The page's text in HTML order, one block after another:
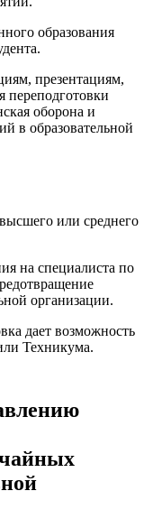
образования
презентациям,
переподготовки
оборона и
в образовательной
или среднего
на специалиста по
организации.
дает возможность
Техникума.